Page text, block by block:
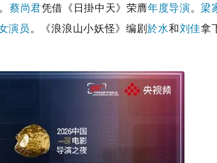
。 蔡尚君凭借《日掛中天》荣膺年度导演。梁
演员。《浪浪山小妖怪》编剧於水和刘佳拿